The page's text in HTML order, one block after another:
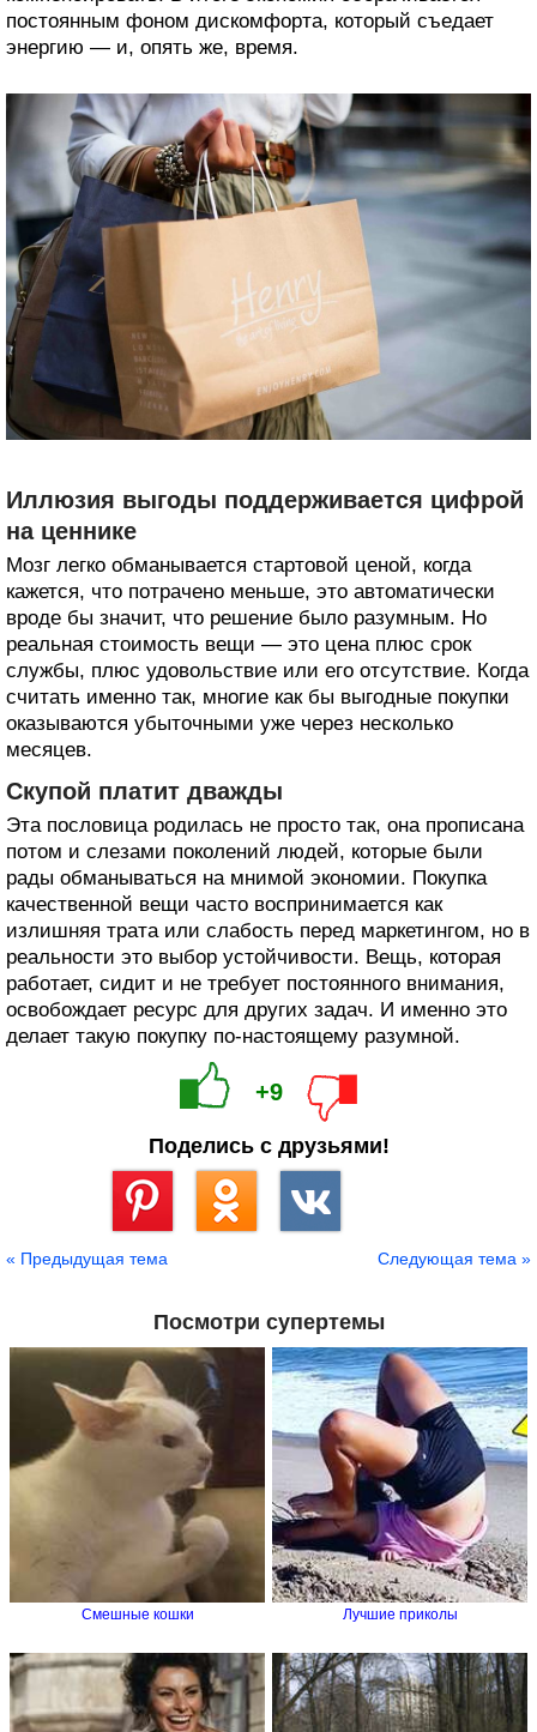
постоянным фоном дискомфорта, который съедает
энергию — и, опять же, время.
Иллюзия выгоды поддерживается цифрой
на ценнике
Мозг легко обманывается стартовой ценой, когда
кажется, что потрачено меньше, это автоматически
вроде бы значит, что решение было разумным. Но
реальная стоимость вещи — это цена плюс срок
службы, плюс удовольствие или его отсутствие. Когда
считать именно так, многие как бы выгодные покупки
оказываются убыточными уже через несколько
месяцев.
Скупой платит дважды
Эта пословица родилась не просто так, она прописана
потом и слезами поколений людей, которые были
рады обманываться на мнимой экономии. Покупка
качественной вещи часто воспринимается как
излишняя трата или слабость перед маркетингом, но в
реальности это выбор устойчивости. Вещь, которая
работает, сидит и не требует постоянного внимания,
освобождает ресурс для других задач. И именно это
делает такую покупку по-настоящему разумной.
+9
Поделись с друзьями!
« Предыдущая тема Следующая тема »
Посмотри супертемы
Смешные кошки Лучшие приколы